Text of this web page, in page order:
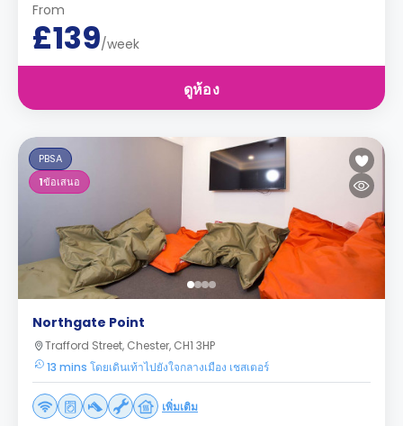
From
£139/week
ดูห้อง
PBSA
1ข้อเสนอ
Northgate Point
Trafford Street, Chester, CH1 3HP
13 mins โดยเดินเท้าไปยังใจกลางเมือง เชสเตอร์
เพิ่มเติม